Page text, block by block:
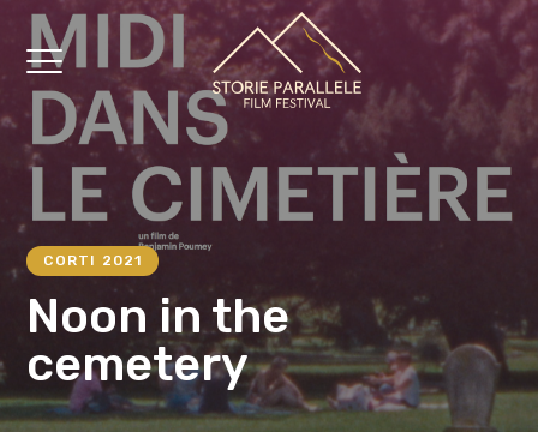
CORTI 2021
Noon in the
cemetery